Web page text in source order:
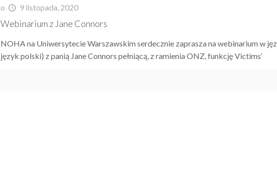
o 9 listopada, 2020
Webinarium z Jane Connors
NOHA na Uniwersytecie Warszawskim serdecznie zaprasza na webinarium w
język polski) z panią Jane Connors pełniącą, z ramienia ONZ, funkcję Victims‘